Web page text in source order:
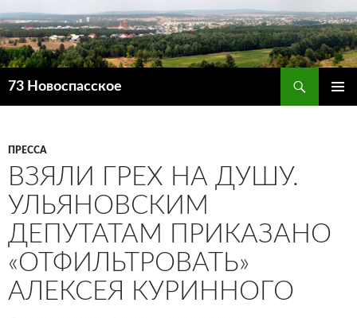
73 Новоспасское
ПРЕССА
ВЗЯЛИ ГРЕХ НА ДУШУ.
УЛЬЯНОВСКИМ
ДЕПУТАТАМ ПРИКАЗАНО
«ОТФИЛЬТРОВАТЬ»
АЛЕКСЕЯ КУРИННОГО